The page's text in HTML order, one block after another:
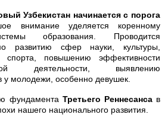
Узбекистан начинается с порога
внимание уделяется коренному
образования. Проводится
развитию сфер науки, культуры,
спорта, повышению эффективности
деятельности, выявлению
у молодежи, особенно девушек.
фундамента Третьего Реннесанса в
нашего национального развития.